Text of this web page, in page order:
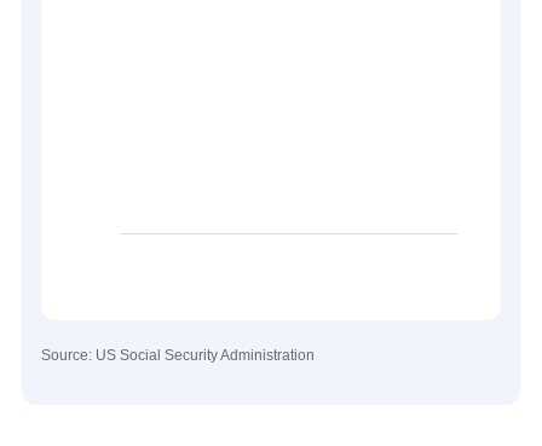
Source: US Social Security Administration